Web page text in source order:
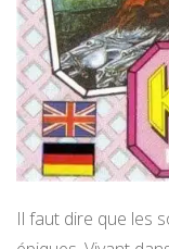
Il faut dire que les